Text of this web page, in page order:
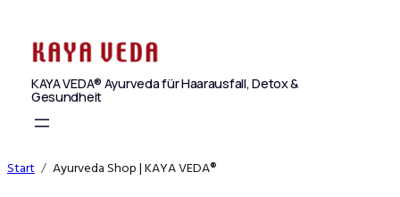
springen
KAYA VEDA® Ayurveda für Haarausfall, Detox &
Gesundheit
Start Ayurveda Shop | KAYA VEDA®